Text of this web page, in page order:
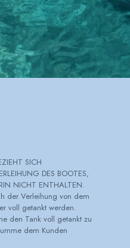
SICH
DES BOOTES,
NICHT ENTHALTEN.
der Verleihung von dem
voll getankt werden.
den Tank voll getankt zu
dem Kunden